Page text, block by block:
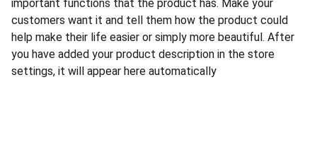
important functions that the product has. Make your
customers want it and tell them how the product could
help make their life easier or simply more beautiful. After
you have added your product description in the store
settings, it will appear here automatically